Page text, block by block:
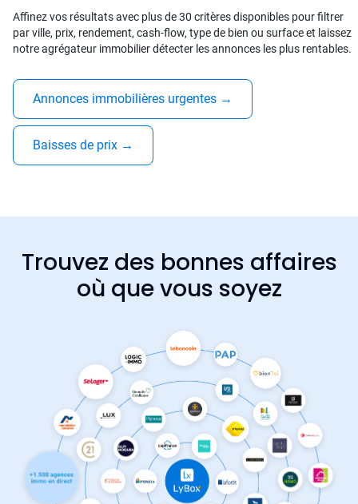
Affinez vos résultats avec plus de 30 critères disponibles pour filtrer
par ville, prix, rendement, cash-flow, type de bien ou surface et laissez
notre agrégateur immobilier détecter les annonces les plus rentables.
Annonces immobilières urgentes →
Baisses de prix →
Trouvez des bonnes affaires
où que vous soyez